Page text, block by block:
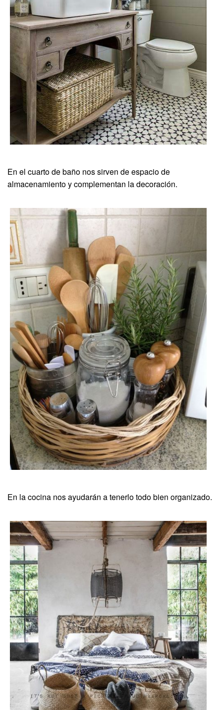
En el cuarto de baño nos sirven de espacio de
almacenamiento y complementan la decoración.
En la cocina nos ayudarán a tenerlo todo bien organizado.